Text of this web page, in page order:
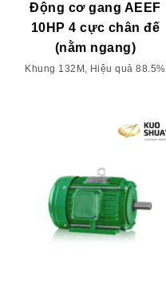
Động cơ gang AEEF
10HP 4 cực chân đế
(nằm ngang)
Khung 132M, Hiệu quả 88.5%